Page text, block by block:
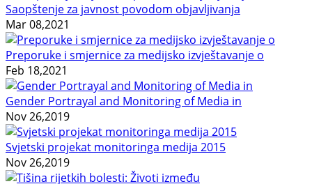
Saopštenje za javnost povodom objavljivanja
Mar 08,2021
Preporuke i smjernice za medijsko izvještavanje o
Feb 18,2021
Gender Portrayal and Monitoring of Media in
Nov 26,2019
Svjetski projekat monitoringa medija 2015
Nov 26,2019